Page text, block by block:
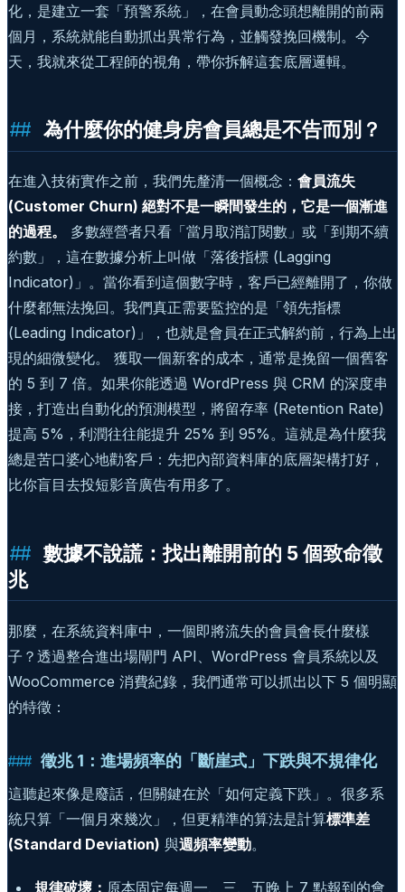
化，是建立一套「預警系統」，在會員動念頭想離開的前兩
個月，系統就能自動抓出異常行為，並觸發挽回機制。今
天，我就來從工程師的視角，帶你拆解這套底層邏輯。
為什麼你的健身房會員總是不告而別？
在進入技術實作之前，我們先釐清一個概念： 會員流失
(Customer Churn) 絕對不是一瞬間發生的，它是一個漸進
的過程。
多數經營者只看「當月取消訂閱數」或「到期不續
約數」，這在數據分析上叫做「落後指標 (Lagging
Indicator)」。當你看到這個數字時，客戶已經離開了，你做
什麼都無法挽回。我們真正需要監控的是「領先指標
(Leading Indicator)」，也就是會員在正式解約前，行為上出
現的細微變化。 獲取一個新客的成本，通常是挽留一個舊客
的 5 到 7 倍。如果你能透過 WordPress 與 CRM 的深度串
接，打造出自動化的預測模型，將留存率 (Retention Rate)
提高 5%，利潤往往能提升 25% 到 95%。這就是為什麼我
總是苦口婆心地勸客戶：先把內部資料庫的底層架構打好，
比你盲目去投短影音廣告有用多了。
數據不說謊：找出離開前的 5 個致命徵
兆
那麼，在系統資料庫中，一個即將流失的會員會長什麼樣
子？透過整合進出場閘門 API、WordPress 會員系統以及
WooCommerce 消費紀錄，我們通常可以抓出以下 5 個明顯
的特徵：
徵兆 1：進場頻率的「斷崖式」下跌與不規律化
這聽起來像是廢話，但關鍵在於「如何定義下跌」。很多系
統只算「一個月來幾次」，但更精準的算法是計算標準差
(Standard Deviation) 與週頻率變動。
規律破壞： 原本固定每週一、三、五晚上 7 點報到的會